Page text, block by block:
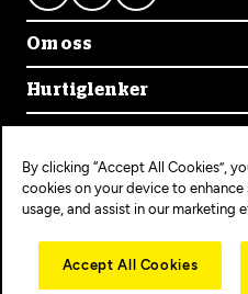
Om oss
Om Mekonomen
Mekonomens historie
Jobb i Mekonomen
Bærekraft
Bli Mekonomen-verksted
Hurtiglenker
Finn verksted
Bestill time
Opprett konto
Kundeservice
Ofte stilte spørsmål
Mekonomen+
Personvern
Populære tjenester
Bilservice
EU-kontroll
Diagnose/Feilsøking
Copyright © 2025 MEKO Norway
Personvernerklæring
By clicking “Accept All Cookies”,
cookies on your device to
usage, and assist in our marketing
Accept All Cookies